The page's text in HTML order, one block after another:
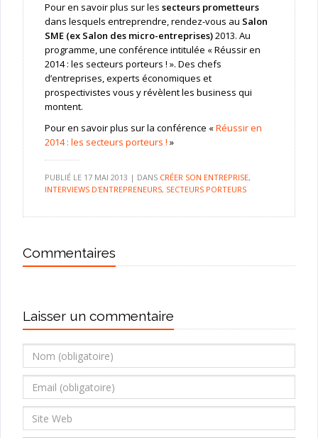
Pour en savoir plus sur les secteurs prometteurs
dans lesquels entreprendre, rendez-vous au Salon
SME (ex Salon des micro-entreprises)2013. Au
programme, une conférence intitulée « Réussir en
2014 : les secteurs porteurs ! ». Des chefs
d’entreprises, experts économiques et
prospectivistes vous y révèlent les business qui
montent.
Pour en savoir plus sur la conférence «Réussir en
2014 : les secteurs porteurs ! »
PUBLIÉ LE 17 MAI 2013 | DANS CRÉER SON ENTREPRISE,
INTERVIEWS D'ENTREPRENEURS, SECTEURS PORTEURS
Commentaires
Laisser un commentaire